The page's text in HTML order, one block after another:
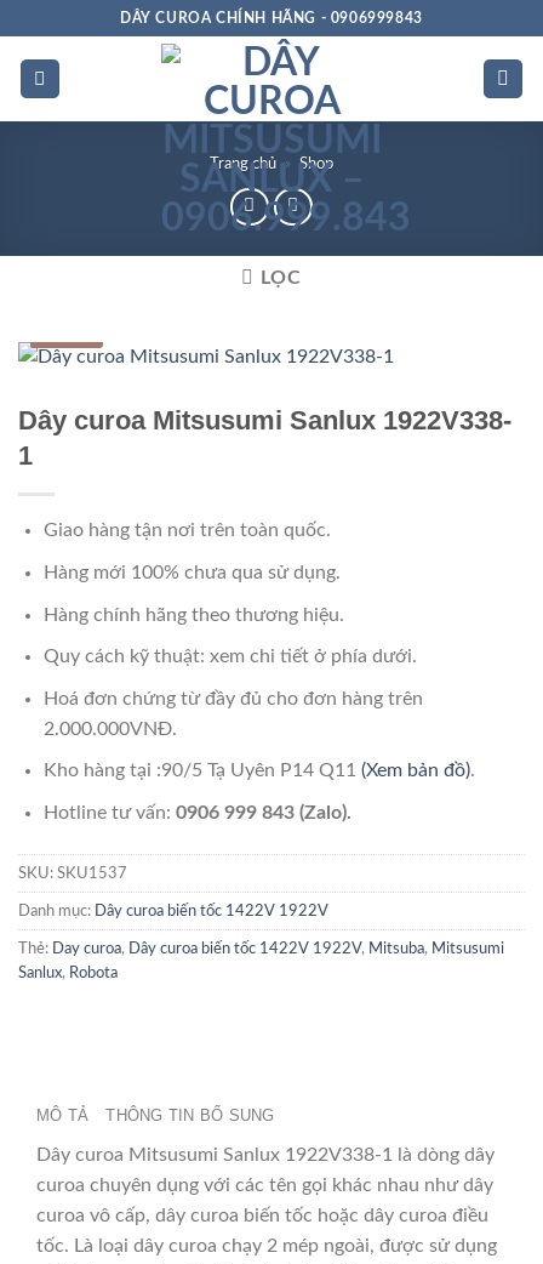
dung
DÂY CUROA CHÍNH HÃNG - 0906999843
Trang chủ » Shop
LỌC
Dây curoa Mitsusumi Sanlux 1922V338-
1
Giao hàng tận nơi trên toàn quốc.
Hàng mới 100% chưa qua sử dụng.
Hàng chính hãng theo thương hiệu.
Quy cách kỹ thuật: xem chi tiết ở phía dưới.
Hoá đơn chứng từ đầy đủ cho đơn hàng trên
2.000.000VNĐ.
Kho hàng tại :90/5 Tạ Uyên P14 Q11 (Xem bản đồ).
Hotline tư vấn: 0906 999 843 (Zalo).
SKU: SKU1537
Danh mục: Dây curoa biến tốc 1422V 1922V
Thẻ: Day curoa, Dây curoa biến tốc 1422V 1922V, Mitsuba, Mitsusumi
Sanlux, Robota
MÔ TẢ THÔNG TIN BỔ SUNG
Dây curoa Mitsusumi Sanlux 1922V338-1 là dòng dây
curoa chuyên dụng với các tên gọi khác nhau như dây
curoa vô cấp, dây curoa biến tốc hoặc dây curoa điều
tốc. Là loại dây curoa chạy 2 mép ngoài, được sử dụng